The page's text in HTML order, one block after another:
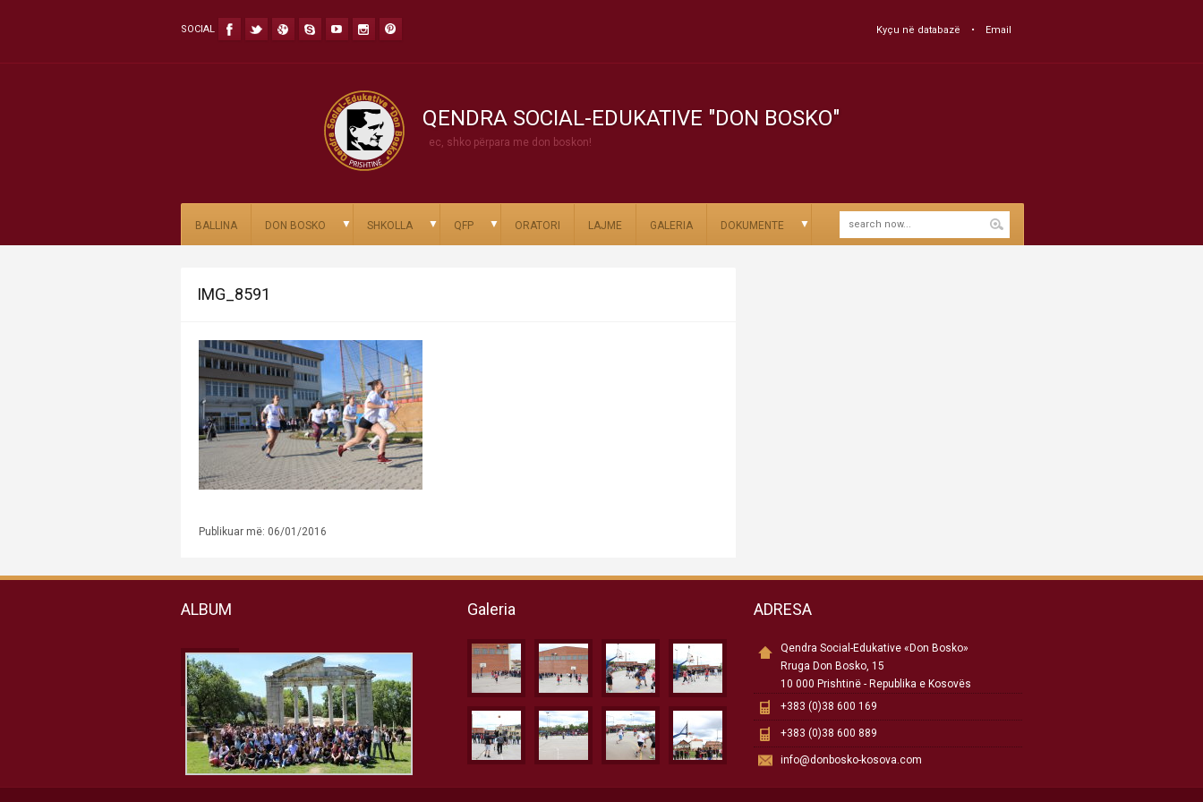
SOCIAL Kyçu në databazë Email
QENDRA SOCIAL-EDUKATIVE "DON BOSKO"
ec, shko përpara me don boskon!
BALLINA DON BOSKO ▼ SHKOLLA ▼ QFP ▼ ORATORI LAJME GALERIA DOKUMENTE ▼
IMG_8591
Publikuar më: 06/01/2016
ALBUM Galeria ADRESA
Qendra Social-Edukative «Don Bosko»
Rruga Don Bosko, 15
10 000 Prishtinë - Republika e Kosovës
+383 (0)38 600 169
+383 (0)38 600 889
info@donbosko-kosova.com